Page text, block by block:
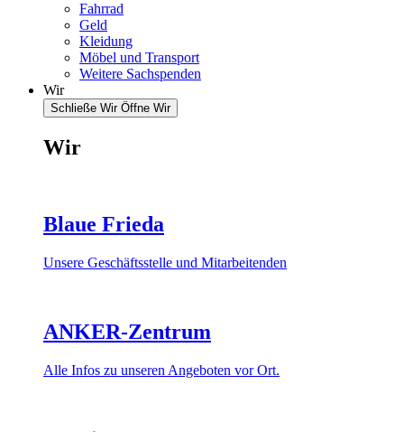
Fahrrad
Geld
Kleidung
Möbel und Transport
Weitere Sachspenden
Wir
Schließe Wir Öffne Wir
Wir
Blaue Frieda
Unsere Geschäftsstelle und Mitarbeitenden
ANKER-Zentrum
Alle Infos zu unseren Angeboten vor Ort.